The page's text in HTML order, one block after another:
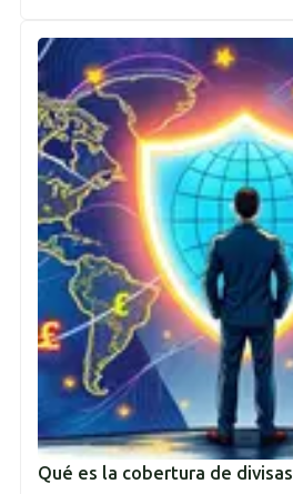
Qué es la cobertura de divisas